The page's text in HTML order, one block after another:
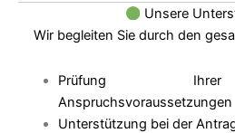
Unsere
Wir begleiten Sie durch den
Prüfung Ihrer
Anspruchsvoraussetzungen
Unterstützung bei der